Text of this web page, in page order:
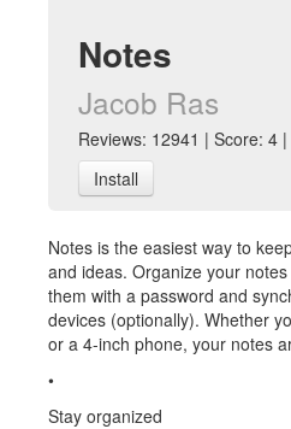
Notes
Jacob Ras
Reviews: 12941 | Score: 4
Install
Notes is the easiest way to
and ideas. Organize your
them with a password and
devices (optionally). Whether
or a 4-inch phone, your notes
•
Stay organized